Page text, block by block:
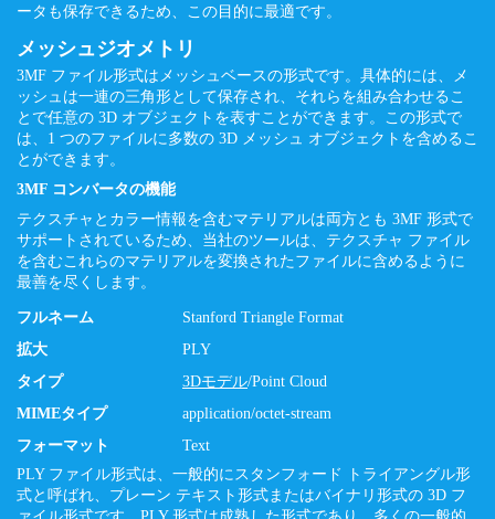
ータも保存できるため、この目的に最適です。
メッシュジオメトリ
3MF ファイル形式はメッシュベースの形式です。具体的には、メ
ッシュは一連の三角形として保存され、それらを組み合わせるこ
とで任意の 3D オブジェクトを表すことができます。この形式で
は、1 つのファイルに多数の 3D メッシュ オブジェクトを含めるこ
とができます。
3MF コンバータの機能
テクスチャとカラー情報を含むマテリアルは両方とも 3MF 形式で
サポートされているため、当社のツールは、テクスチャ ファイル
を含むこれらのマテリアルを変換されたファイルに含めるように
最善を尽くします。
フルネーム
Stanford Triangle Format
拡大
PLY
タイプ
3Dモデル/Point Cloud
MIMEタイプ
application/octet-stream
フォーマット
Text
PLY ファイル形式は、一般的にスタンフォード トライアングル形
式と呼ばれ、プレーン テキスト形式またはバイナリ形式の 3D フ